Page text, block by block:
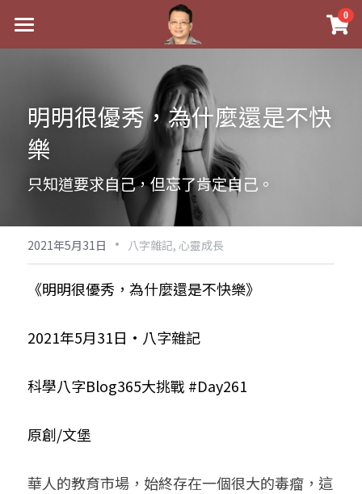
0
最新消息
實體經營
五行八字學
後天派陽宅
黃金會員專區
八字雜記
站長精選
臉書生活
試閱專區
Podcast聽書
陽宅視頻
線上直播
線上學苑
八字進階班
八字中階班
《十神高階實戰錄》完整典藏版
科學八字推理PDF
科學八字推理1
科學八字推理2
與我預約
批命預約
上課預約
登錄/
搜索
明明很優秀，為什麼還是不快
樂
只知道要求自己，但忘了肯定自己。
2021年5月31日 · 八字雜記, 心靈成長
《明明很優秀，為什麼還是不快樂》
2021年5月31日·八字雜記
科學八字Blog365大挑戰 #Day261
原創/文堡
華人的教育市場，始終存在一個很大的毒瘤，這
×
商品分類
科學八字推理PDF
《十神高階實戰錄》完整典藏版
1美元超值PDF
八字線上批命
小兒命名